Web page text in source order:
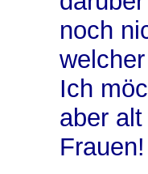
noch
Ich
aber
Frauen!